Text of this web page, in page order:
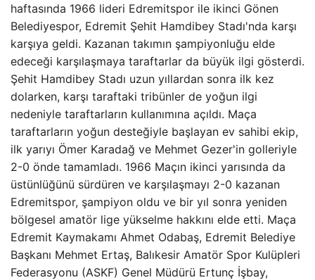
haftasında 1966 lideri Edremitspor ile ikinci Gönen
Belediyespor, Edremit Şehit Hamdibey Stadı'nda karşı
karşıya geldi. Kazanan takımın şampiyonluğu elde
edeceği karşılaşmaya taraftarlar da büyük ilgi gösterdi.
Şehit Hamdibey Stadı uzun yıllardan sonra ilk kez
dolarken, karşı taraftaki tribünler de yoğun ilgi
nedeniyle taraftarların kullanımına açıldı. Maça
taraftarların yoğun desteğiyle başlayan ev sahibi ekip,
ilk yarıyı Ömer Karadağ ve Mehmet Gezer'in golleriyle
2-0 önde tamamladı. 1966 Maçın ikinci yarısında da
üstünlüğünü sürdüren ve karşılaşmayı 2-0 kazanan
Edremitspor, şampiyon oldu ve bir yıl sonra yeniden
bölgesel amatör lige yükselme hakkını elde etti. Maça
Edremit Kaymakamı Ahmet Odabaş, Edremit Belediye
Başkanı Mehmet Ertaş, Balıkesir Amatör Spor Kulüpleri
Federasyonu (ASKF) Genel Müdürü Ertunç İşbay,